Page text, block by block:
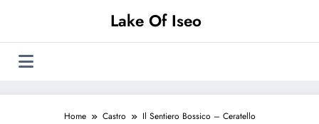
Lake Of Iseo
Home Castro Il Sentiero Bossico – Ceratello